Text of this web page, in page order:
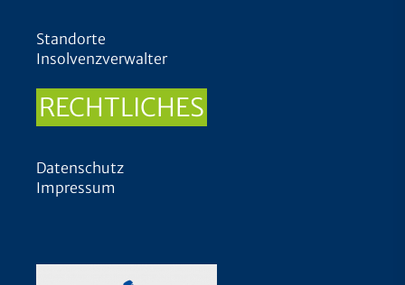
Standorte
Insolvenzverwalter
RECHTLICHES
Datenschutz
Impressum